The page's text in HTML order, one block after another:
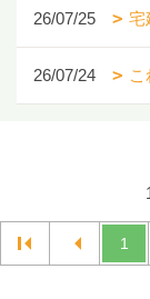
26/07/25 宅
26/07/24 こ
1